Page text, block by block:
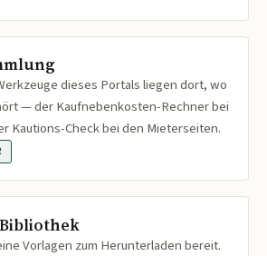
dieses Portals liegen dort, wo
— der Kaufnebenkosten-Rechner bei
Kautions-Check bei den Mieterseiten.
Vorlagen zum Herunterladen bereit.